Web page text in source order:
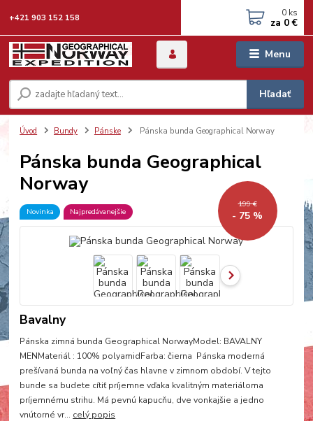
Menu
Hľadať
+421 903 152 158 0 ks
za 0 €
Úvod Bundy Pánske Pánska bunda Geographical Norway
Pánska bunda Geographical
Norway
Novinka Najpredávanejšie
199 €
- 75 %
Bavalny
Pánska zimná bunda Geographical NorwayModel: BAVALNY
MENMateriál : 100% polyamidFarba: čierna Pánska moderná
prešívaná bunda na voľný čas hlavne v zimnom období. V tejto
bunde sa budete cítiť príjemne vďaka kvalitným materiáloma
príjemnému strihu. Má pevnú kapucňu, dve vonkajšie a jedno
vnútorné vr... celý popis